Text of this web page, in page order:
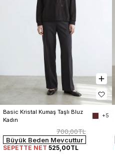
Basic Kristal Kumaş Taşlı Bluz
Kadın
+5
700,00TL
Büyük Beden Mevcuttur
SEPETTE NET 525,00TL